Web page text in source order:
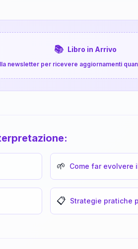
📚 Libro in Arrivo
newsletter per ricevere aggiornamenti
🌱 Come far evolvere
📋 Strategie pratiche